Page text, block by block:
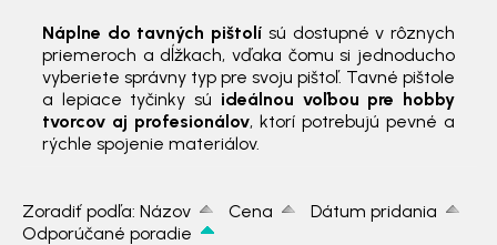
Náplne do tavných pištolí sú dostupné v rôznych
priemeroch a dĺžkach, vďaka čomu si jednoducho
vyberiete správny typ pre svoju pištoľ. Tavné pištole
a lepiace tyčinky sú ideálnou voľbou pre hobby
tvorcov aj profesionálov, ktorí potrebujú pevné a
rýchle spojenie materiálov.
Zoradiť podľa: Názov Cena
Dátum pridania
Odporúčané poradie